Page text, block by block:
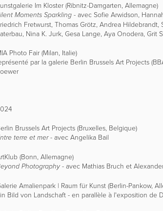
Im Kloster (Ribnitz-Damgarten, Allemagne)
Moments Sparkling - avec Sofie Arwidson,
Fretwurst, Thomas Grötz, Andrea Hildebrandt,
Nina K. Jurk, Gesa Lange, Aya Onodera,
Photo Fair (Milan, Italie)
par la galerie Berlin Brussels Art Projects
Brussels Art Projects (Bruxelles, Belgique)
terre et mer- avec Angelika Bail
(Bonn, Allemagne)
Photography - avec Mathias Bruch et
Amalienpark | Raum für Kunst (Berlin-Pankow,
Bild von Landschaft - en parallèle à l'exposition de